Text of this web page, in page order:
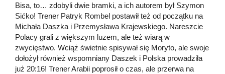
Bisa, to… zdobyli dwie bramki, a ich autorem był Szymon
Sićko! Trener Patryk Rombel postawił też od początku na
Michała Daszka i Przemysława Krajewskiego. Nareszcie
Polacy grali z większym luzem, ale też wiarą w
zwycięstwo. Wciąż świetnie spisywał się Moryto, ale swoje
dołożył również wspomniany Daszek i Polska prowadziła
już 20:16! Trener Arabii poprosił o czas, ale przerwa na